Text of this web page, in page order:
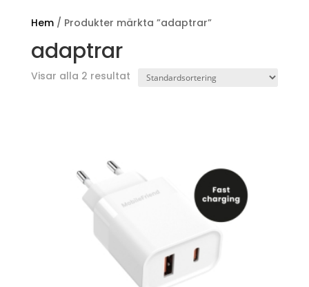
Hem/ Produkter märkta ”adaptrar”
adaptrar
Visar alla 2 resultat